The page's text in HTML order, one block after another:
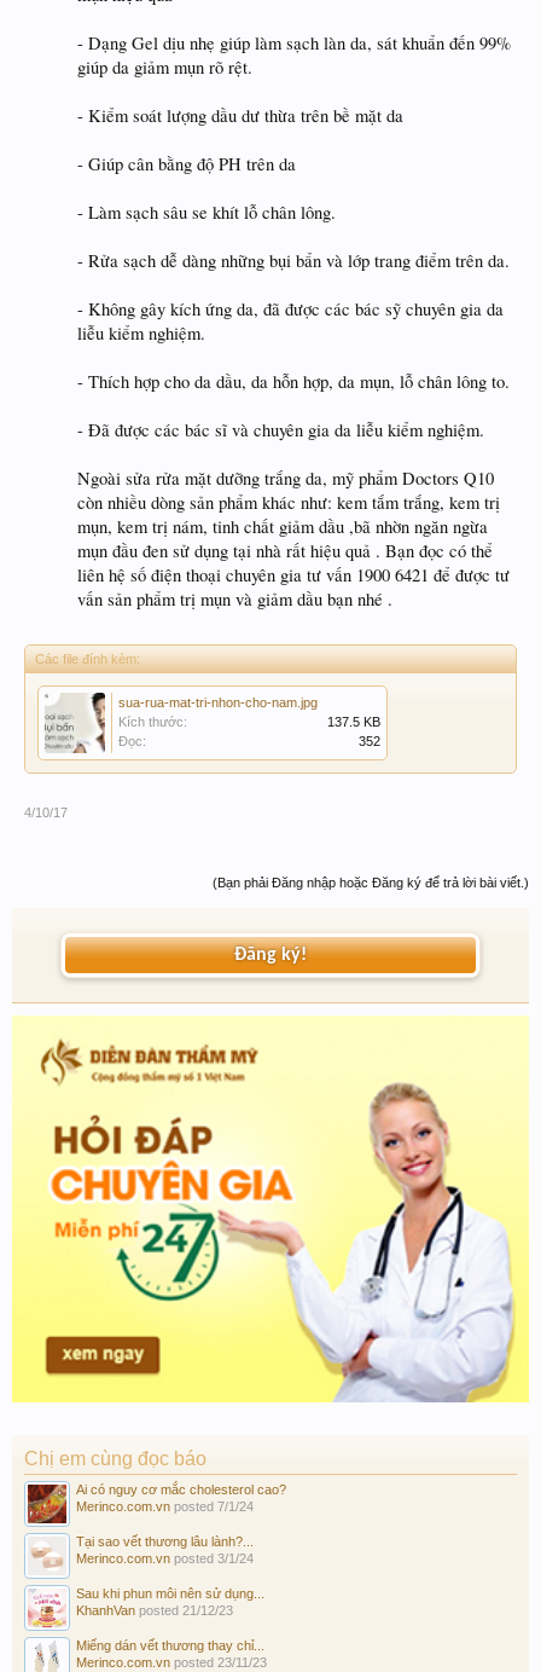
- Dạng Gel dịu nhẹ giúp làm sạch làn da, sát khuẩn đến 99%
giúp da giảm mụn rõ rệt.
- Kiểm soát lượng dầu dư thừa trên bề mặt da
- Giúp cân bằng độ PH trên da
- Làm sạch sâu se khít lỗ chân lông.
- Rửa sạch dễ dàng những bụi bẩn và lớp trang điểm trên da.
- Không gây kích ứng da, đã được các bác sỹ chuyên gia da
liễu kiểm nghiệm.
- Thích hợp cho da dầu, da hỗn hợp, da mụn, lỗ chân lông to.
- Đã được các bác sĩ và chuyên gia da liễu kiểm nghiệm.
Ngoài sửa rửa mặt dưỡng trắng da, mỹ phẩm Doctors Q10
còn nhiều dòng sản phẩm khác như: kem tắm trắng, kem trị
mụn, kem trị nám, tinh chất giảm dầu ,bã nhờn ngăn ngừa
mụn đầu đen sử dụng tại nhà rất hiệu quả . Bạn đọc có thể
liên hệ số điện thoại chuyên gia tư vấn 1900 6421 để được tư
vấn sản phẩm trị mụn và giảm dầu bạn nhé .
Các file đính kèm:
sua-rua-mat-tri-nhon-cho-nam.jpg
Kích thước:
137.5 KB
Đọc:
352
4/10/17
(Bạn phải Đăng nhập hoặc Đăng ký để trả lời bài viết.)
Đăng ký!
Chị em cùng đọc báo
Ai có nguy cơ mắc cholesterol cao?
Merinco.com.vn posted 7/1/24
Tại sao vết thương lâu lành?...
Merinco.com.vn posted 3/1/24
Sau khi phun môi nên sử dụng...
KhanhVan posted 21/12/23
Miếng dán vết thương thay chỉ...
Merinco.com.vn posted 23/11/23